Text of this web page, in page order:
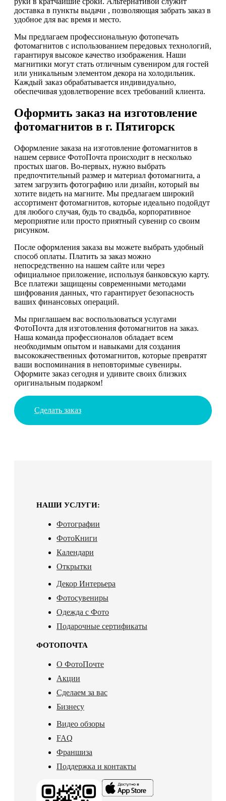
доставка в пункты выдачи , позволяющая забрать заказ в
удобное для вас время и место.
Мы предлагаем профессиональную фотопечать
фотомагнитов с использованием передовых технологий,
гарантируя высокое качество изображения. Наши
магнитики могут стать отличным сувениром для гостей
или уникальным элементом декора на холодильник.
Каждый заказ обрабатывается индивидуально,
обеспечивая удовлетворение всех требований клиента.
Оформить заказ на изготовление
фотомагнитов в г. Пятигорск
Оформление заказа на изготовление фотомагнитов в
нашем сервисе ФотоПочта происходит в несколько
простых шагов. Во-первых, нужно выбрать
предпочтительный размер и материал фотомагнита, а
затем загрузить фотографию или дизайн, который вы
хотите видеть на магните. Мы предлагаем широкий
ассортимент фотомагнитов, которые идеально подойдут
для любого случая, будь то свадьба, корпоративное
мероприятие или просто приятный сувенир со своим
рисунком.
После оформления заказа вы можете выбрать удобный
способ оплаты. Платить за заказ можно
непосредственно на нашем сайте или через
официальное приложение, используя банковскую карту.
Все платежи защищены современными методами
шифрования данных, что гарантирует безопасность
ваших финансовых операций.
Мы приглашаем вас воспользоваться услугами
ФотоПочта для изготовления фотомагнитов на заказ.
Наша команда профессионалов обладает всем
необходимым опытом и навыками для создания
высококачественных фотомагнитов, которые превратят
ваши воспоминания в неповторимые сувениры.
Оформите заказ сегодня и удивите своих близких
оригинальным подарком!
Сделать заказ
НАШИ УСЛУГИ:
Фотографии
ФотоКниги
Календари
Открытки
Декор Интерьера
Фотосувениры
Одежда с Фото
Подарочные сертификаты
ФОТОПОЧТА
О ФотоПочте
Акции
Сделаем за вас
Бизнесу
Видео обзоры
FAQ
Франшиза
Поддержка и контакты